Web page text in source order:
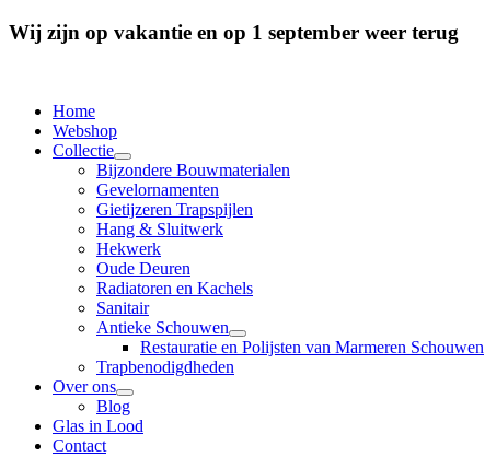
Wij zijn op vakantie en op 1 september weer terug
Home
Webshop
Collectie
Bijzondere Bouwmaterialen
Gevelornamenten
Gietijzeren Trapspijlen
Hang & Sluitwerk
Hekwerk
Oude Deuren
Radiatoren en Kachels
Sanitair
Antieke Schouwen
Restauratie en Polijsten van Marmeren Schouwen
Trapbenodigdheden
Over ons
Blog
Glas in Lood
Contact